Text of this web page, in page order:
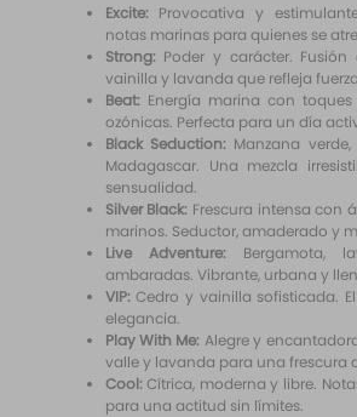
Excite: Provocativa y
notas marinas para quienes se
Strong: Poder y carácter.
vainilla y lavanda que refleja
Beat: Energía marina con
ozónicas. Perfecta para un día
Black Seduction: Manzana
Madagascar. Una mezcla
sensualidad.
Silver Black: Frescura intensa con
marinos. Seductor, amaderado y
Live Adventure: Bergamota,
ambaradas. Vibrante, urbana y
VIP: Cedro y vainilla sofisticada.
elegancia.
Play With Me: Alegre y
valle y lavanda para una frescura
Cool: Cítrica, moderna y libre.
para una actitud sin límites.